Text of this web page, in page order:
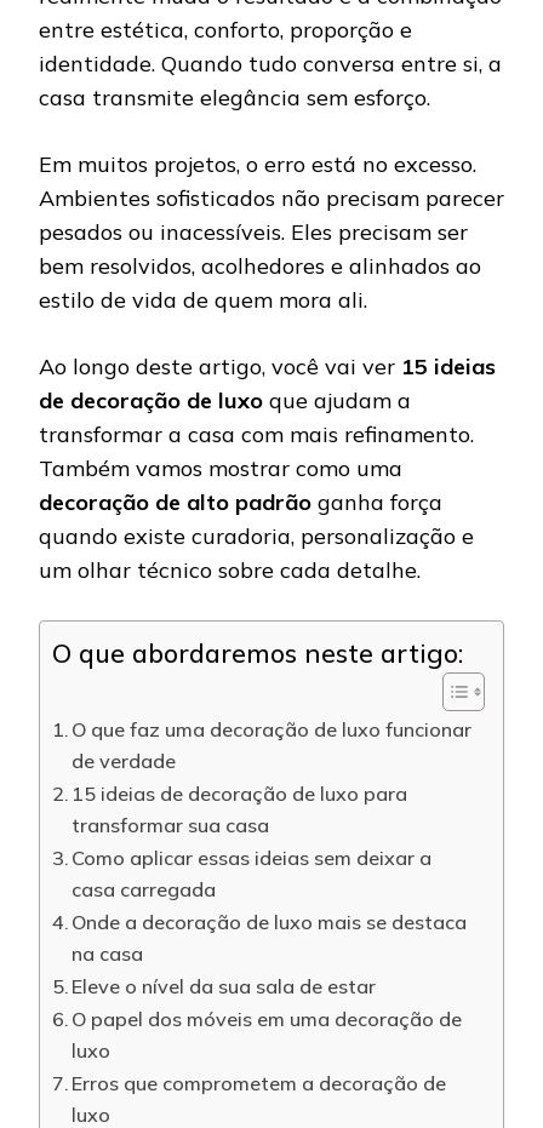
entre estética, conforto, proporção e
identidade. Quando tudo conversa entre si, a
casa transmite elegância sem esforço.
Em muitos projetos, o erro está no excesso.
Ambientes sofisticados não precisam parecer
pesados ou inacessíveis. Eles precisam ser
bem resolvidos, acolhedores e alinhados ao
estilo de vida de quem mora ali.
Ao longo deste artigo, você vai ver 15 ideias
de decoração de luxo que ajudam a
transformar a casa com mais refinamento.
Também vamos mostrar como uma
decoração de alto padrão ganha força
quando existe curadoria, personalização e
um olhar técnico sobre cada detalhe.
O que abordaremos neste artigo:
O que faz uma decoração de luxo funcionar
de verdade
15 ideias de decoração de luxo para
transformar sua casa
Como aplicar essas ideias sem deixar a
casa carregada
Onde a decoração de luxo mais se destaca
na casa
Eleve o nível da sua sala de estar
O papel dos móveis em uma decoração de
luxo
Erros que comprometem a decoração de
luxo